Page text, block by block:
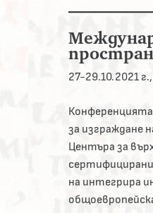
27-29.10.2021
за изграждане
Центъра за
на интегрира